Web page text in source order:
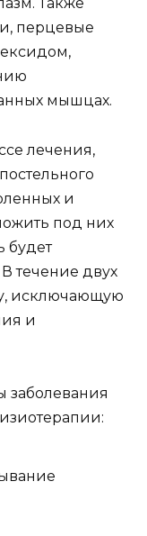
Также
перцевые
мышцах.
лечения,
и
под них
будет
течение двух
исключающую
и
заболевания